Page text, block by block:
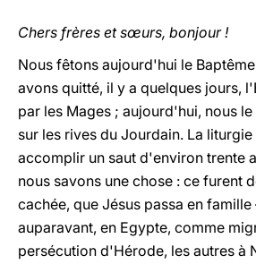
Chers frères et sœurs, bonjour !
Nous fêtons aujourd'hui le
avons quitté, il y a quelques jours,
par les Mages ; aujourd'hui, nous
sur les rives du Jourdain. La
accomplir un saut d'environ trente
nous savons une chose : ce furent
cachée, que Jésus passa en famille
auparavant, en Egypte, comme
persécution d'Hérode, les autres à